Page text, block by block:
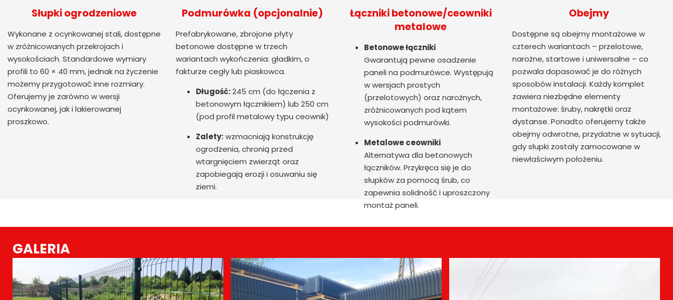
Słupki ogrodzeniowe
Wykonane z ocynkowanej stali, dostępne
w zróżnicowanych przekrojach i
wysokościach. Standardowe wymiary
profili to 60 × 40 mm, jednak na życzenie
możemy przygotować inne rozmiary.
Oferujemy je zarówno w wersji
ocynkowanej, jak i lakierowanej
proszkowo.
Podmurówka (opcjonalnie)
Prefabrykowane, zbrojone płyty
betonowe dostępne w trzech
wariantach wykończenia: gładkim, o
fakturze cegły lub piaskowca.
Długość:245 cm (do łączenia z
betonowym łącznikiem) lub 250 cm
(pod profil metalowy typu ceownik)
Zalety:wzmacniają konstrukcję
ogrodzenia, chronią przed
wtargnięciem zwierząt oraz
zapobiegają erozji i osuwaniu się
ziemi.
Łączniki betonowe/ceowniki
metalowe
Betonowe łączniki
Gwarantują pewne osadzenie
paneli na podmurówce. Występują
w wersjach prostych
(przelotowych) oraz narożnych,
zróżnicowanych pod kątem
wysokości podmurówki.
Metalowe ceowniki
Alternatywa dla betonowych
łączników. Przykręca się je do
słupków za pomocą śrub, co
zapewnia solidność i uproszczony
montaż paneli.
Obejmy
Dostępne są obejmy montażowe w
czterech wariantach – przelotowe,
narożne, startowe i uniwersalne – co
pozwala dopasować je do różnych
sposobów instalacji. Każdy komplet
zawiera niezbędne elementy
montażowe: śruby, nakrętki oraz
dystanse. Ponadto oferujemy także
obejmy odwrotne, przydatne w sytuacji,
gdy słupki zostały zamocowane w
niewłaściwym położeniu.
GALERIA